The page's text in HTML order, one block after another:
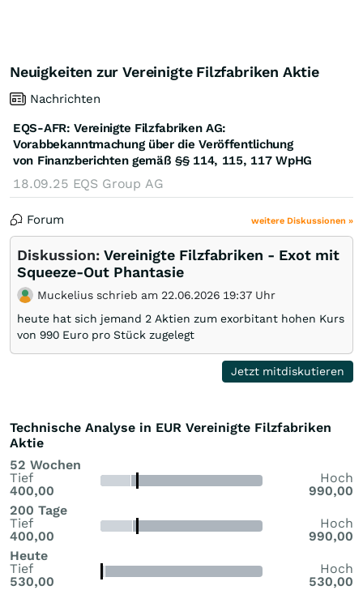
Neuigkeiten zur Vereinigte Filzfabriken Aktie
Nachrichten
EQS-AFR: Vereinigte Filzfabriken AG:
Vorabbekanntmachung über die Veröffentlichung
von Finanzberichten gemäß §§ 114, 115, 117 WpHG
18.09.25 EQS Group AG
Forum weitere Diskussionen »
Diskussion: Vereinigte Filzfabriken - Exot mit
Squeeze-Out Phantasie
Muckelius schrieb am 22.06.2026 19:37 Uhr
heute hat sich jemand 2 Aktien zum exorbitant hohen Kurs
von 990 Euro pro Stück zugelegt
Jetzt mitdiskutieren
Technische Analyse in EUR Vereinigte Filzfabriken
Aktie
52 Wochen
Tief
400,00
Hoch
990,00
200 Tage
Tief
400,00
Hoch
990,00
Heute
Tief
530,00
Hoch
530,00